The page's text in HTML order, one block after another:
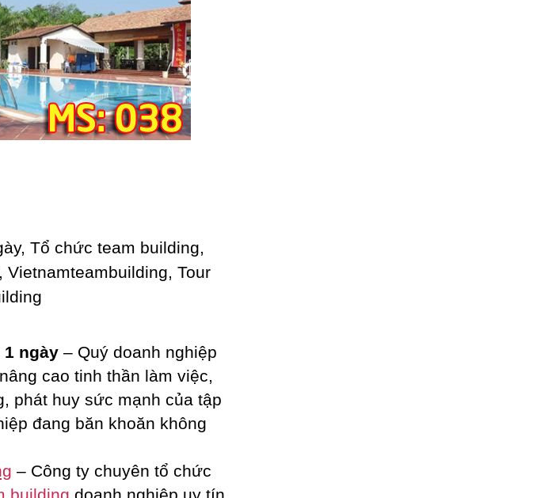
1 ngày – Quý doanh nghiệp
cao tinh thần làm việc,
phát huy sức mạnh của tập
đang băn khoăn không
– Công ty chuyên tổ chức
building doanh nghiệp uy tín